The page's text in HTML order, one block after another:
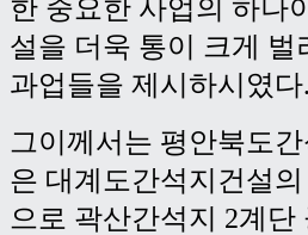
한 중요한 사업의 하나
설을 더욱 통이 크게
과업들을 제시하시였다.
그이께서는 평안북도
은 대계도간석지건설
으로 곽산간석지 2계